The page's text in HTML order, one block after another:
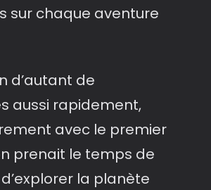
sur chaque aventure
d’autant de
aussi rapidement,
avec le premier
prenait le temps de
la planète